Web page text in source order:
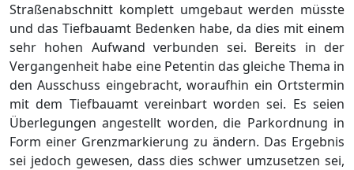
Straßenabschnitt komplett umgebaut werden müsste
und das Tiefbauamt Bedenken habe, da dies mit einem
sehr hohen Aufwand verbunden sei. Bereits in der
Vergangenheit habe eine Petentin das gleiche Thema in
den Ausschuss eingebracht, woraufhin ein Ortstermin
mit dem Tiefbauamt vereinbart worden sei. Es seien
Überlegungen angestellt worden, die Parkordnung in
Form einer Grenzmarkierung zu ändern. Das Ergebnis
sei jedoch gewesen, dass dies schwer umzusetzen sei,